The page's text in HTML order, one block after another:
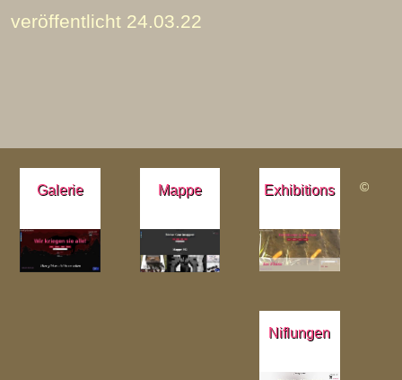
veröffentlicht 24.03.22
Galerie Mappe Exhibitions
Niflungen
©